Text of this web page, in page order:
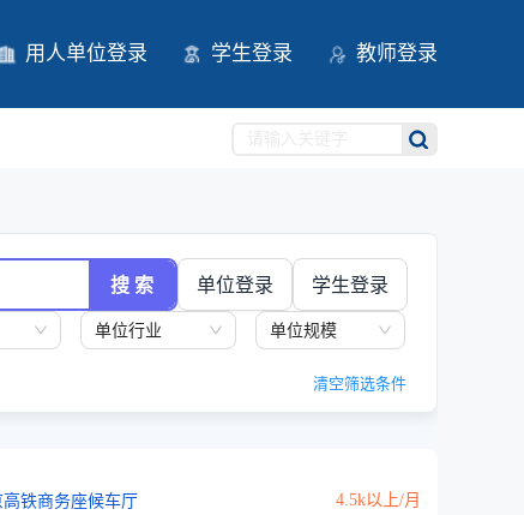
用人单位登录 学生登录 教师登录